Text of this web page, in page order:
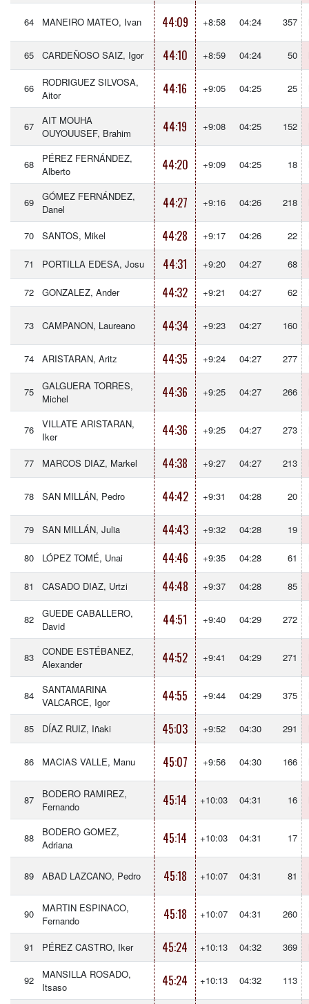
64 MANEIRO MATEO, Ivan 44:09 +8:58 04:24 357
65 CARDEÑOSO SAIZ, Igor 44:10 +8:59 04:24 50
66
RODRIGUEZ SILVOSA,
Aitor
44:16 +9:05 04:25 25
67
AIT MOUHA
OUYOUUSEF, Brahim
44:19 +9:08 04:25 152
68
PÉREZ FERNÁNDEZ,
Alberto
44:20 +9:09 04:25 18
69
GÓMEZ FERNÁNDEZ,
Danel
44:27 +9:16 04:26 218
70 SANTOS, Mikel 44:28 +9:17 04:26 22
71 PORTILLA EDESA, Josu 44:31 +9:20 04:27 68
72 GONZALEZ, Ander 44:32 +9:21 04:27 62
73 CAMPANON, Laureano 44:34 +9:23 04:27 160
74 ARISTARAN, Aritz 44:35 +9:24 04:27 277
75
GALGUERA TORRES,
Michel
44:36 +9:25 04:27 266
76
VILLATE ARISTARAN,
Iker
44:36 +9:25 04:27 273
77 MARCOS DIAZ, Markel 44:38 +9:27 04:27 213
78 SAN MILLÁN, Pedro 44:42 +9:31 04:28 20
79 SAN MILLÁN, Julia 44:43 +9:32 04:28 19
80 LÓPEZ TOMÉ, Unai 44:46 +9:35 04:28 61
81 CASADO DIAZ, Urtzi 44:48 +9:37 04:28 85
82
GUEDE CABALLERO,
David
44:51 +9:40 04:29 272
83
CONDE ESTÉBANEZ,
Alexander
44:52 +9:41 04:29 271
84
SANTAMARINA
VALCARCE, Igor
44:55 +9:44 04:29 375
85 DÍAZ RUIZ, Iñaki 45:03 +9:52 04:30 291
86 MACIAS VALLE, Manu 45:07 +9:56 04:30 166
87
BODERO RAMIREZ,
Fernando
45:14 +10:03 04:31 16
88
BODERO GOMEZ,
Adriana
45:14 +10:03 04:31 17
89 ABAD LAZCANO, Pedro 45:18 +10:07 04:31 81
90
MARTIN ESPINACO,
Fernando
45:18 +10:07 04:31 260
91 PÉREZ CASTRO, Iker 45:24 +10:13 04:32 369
92
MANSILLA ROSADO,
Itsaso
45:24 +10:13 04:32 113